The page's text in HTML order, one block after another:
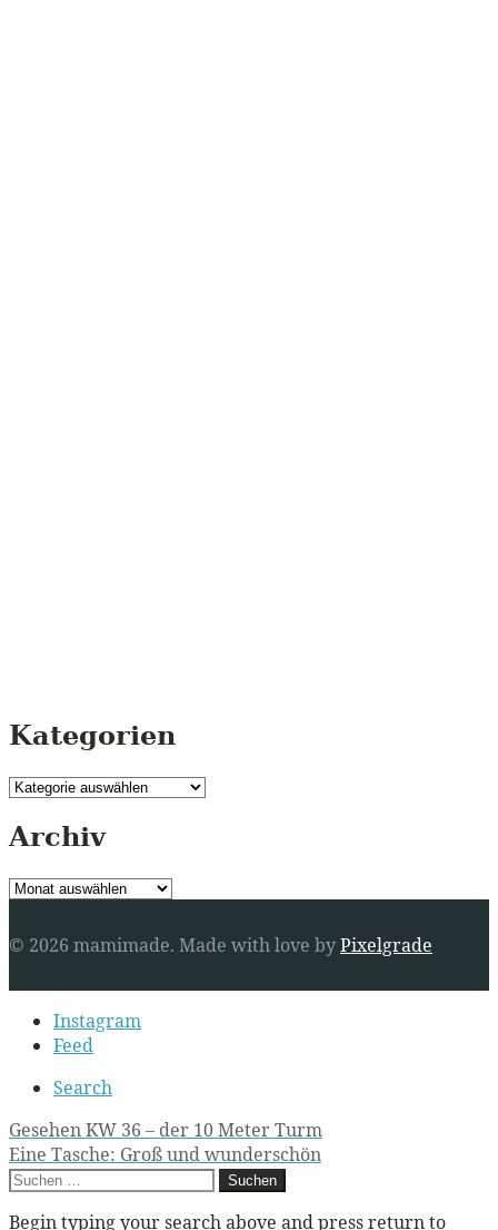
Kategorien
Kategorien
Archiv
Archiv
© 2026 mamimade. Made with love byPixelgrade
Secondary
navigationInstagram
Feed
Search
Post
navigation
Gesehen KW 36 – der 10 Meter Turm
Eine Tasche: Groß und wunderschön
Suchen
Begin typing your search above and press return to